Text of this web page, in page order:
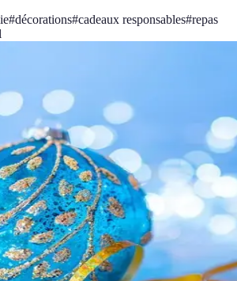
#décorations#cadeaux responsables#repas